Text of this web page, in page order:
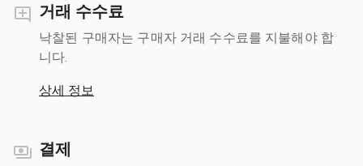
거래 수수료
낙찰된 구매자는 구매자 거래 수수료를 지불해야 합
니다.
상세 정보
결제